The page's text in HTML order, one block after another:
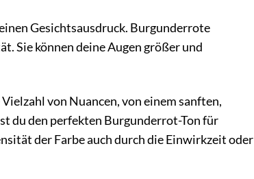
Gesichtsausdruck. Burgunderrote
Sie können deine Augen größer und
von Nuancen, von einem sanften,
du den perfekten Burgunderrot-Ton für
der Farbe auch durch die Einwirkzeit oder